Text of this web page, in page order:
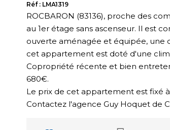
Réf : LMA1319
ROCBARON (83136), proche des
au 1er étage sans ascenseur. Il est
ouverte aménagée et équipée, une
cet appartement est doté d'une
Copropriété récente et bien
680€.
Le prix de cet appartement est fixé
Contactez l'agence Guy Hoquet de